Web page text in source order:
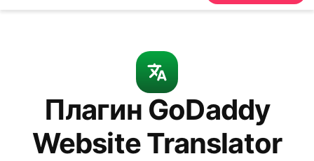
Плагин GoDaddy
Website Translator